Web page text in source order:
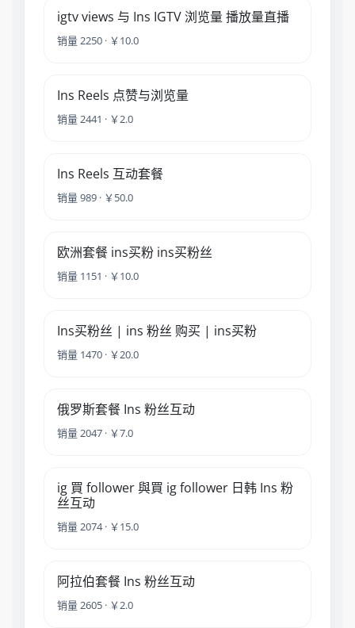
igtv views 与 Ins IGTV 浏览量 播放量直播
销量 2250 · ￥10.0
Ins Reels 点赞与浏览量
销量 2441 · ￥2.0
Ins Reels 互动套餐
销量 989 · ￥50.0
欧洲套餐 ins买粉 ins买粉丝
销量 1151 · ￥10.0
Ins买粉丝 | ins 粉丝 购买 | ins买粉
销量 1470 · ￥20.0
俄罗斯套餐 Ins 粉丝互动
销量 2047 · ￥7.0
ig 買 follower 與買 ig follower 日韩 Ins 粉
丝互动
销量 2074 · ￥15.0
阿拉伯套餐 Ins 粉丝互动
销量 2605 · ￥2.0